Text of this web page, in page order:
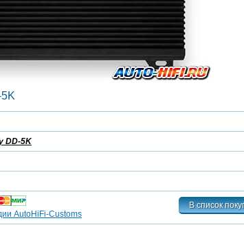
DD-5K
AutoHiFi-Customs